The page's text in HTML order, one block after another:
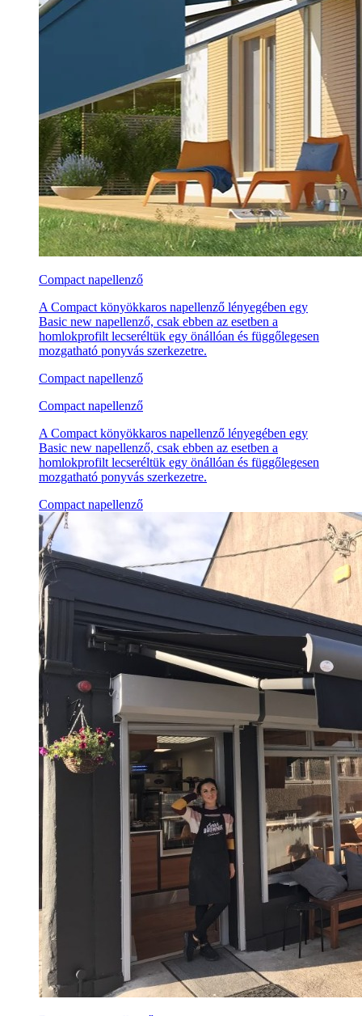
Compact napellenző
A Compact könyökkaros napellenző lényegében egy
Basic new napellenző, csak ebben az esetben a
homlokprofilt lecseréltük egy önállóan és függőlegesen
mozgatható ponyvás szerkezetre.
Compact napellenző
Compact napellenző
A Compact könyökkaros napellenző lényegében egy
Basic new napellenző, csak ebben az esetben a
homlokprofilt lecseréltük egy önállóan és függőlegesen
mozgatható ponyvás szerkezetre.
Compact napellenző